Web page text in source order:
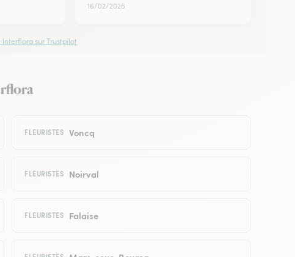
16/02/2026
Interflora sur Trustpilot
FLEURISTES Voncq
FLEURISTES Noirval
FLEURISTES Falaise